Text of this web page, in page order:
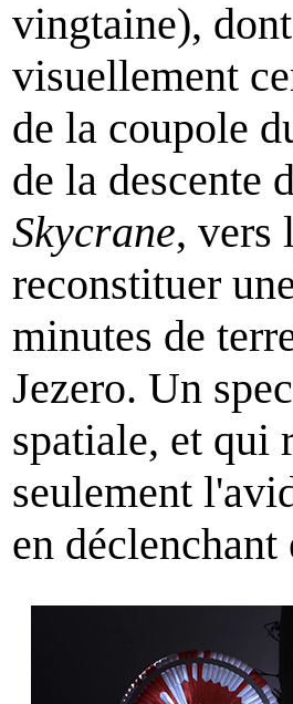
vingtaine),
visuellement
de la coupole
de la descente
Skycrane, vers
reconstituer
minutes de
Jezero. Un
spatiale, et qui
seulement
en